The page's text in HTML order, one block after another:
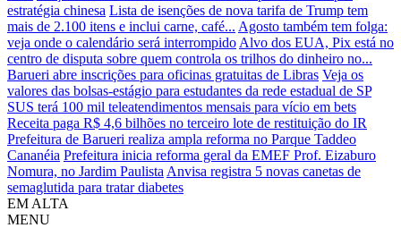
estratégia chinesa Lista de isenções de nova tarifa de Trump tem
mais de 2.100 itens e inclui carne, café... Agosto também tem folga:
veja onde o calendário será interrompido Alvo dos EUA, Pix está no
centro de disputa sobre quem controla os trilhos do dinheiro no...
Barueri abre inscrições para oficinas gratuitas de Libras Veja os
valores das bolsas-estágio para estudantes da rede estadual de SP
SUS terá 100 mil teleatendimentos mensais para vício em bets
Receita paga R$ 4,6 bilhões no terceiro lote de restituição do IR
Prefeitura de Barueri realiza ampla reforma no Parque Taddeo
Cananéia Prefeitura inicia reforma geral da EMEF Prof. Eizaburo
Nomura, no Jardim Paulista Anvisa registra 5 novas canetas de
semaglutida para tratar diabetes
EM ALTA
MENU